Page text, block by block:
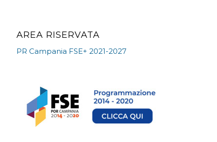
AREA RISERVATA
PR Campania FSE+ 2021-2027